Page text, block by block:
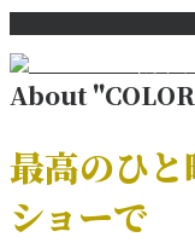
About
最高のひと
ショーで